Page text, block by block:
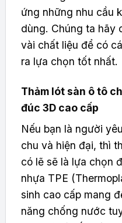
ứng những nhu cầu
dùng. Chúng ta hãy
vài chất liệu để có
ra lựa chọn tốt nhất.
Thảm lót sàn ô tô
đúc 3D cao cấp
Nếu bạn là người
chu và hiện đại, thì
có lẽ sẽ là lựa chọn
nhựa TPE
sinh cao cấp mang
năng chống nước